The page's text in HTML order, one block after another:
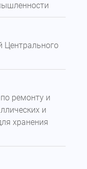
Центрального
ремонту и
и
хранения